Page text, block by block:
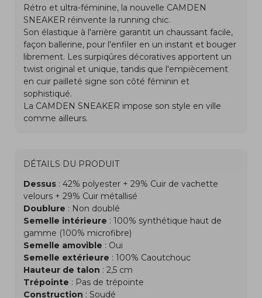
DÉTAILS DU PRODUIT
Dessus : 42% polyester + 29% Cuir de vachette
velours + 29% Cuir métallisé
Doublure : Non doublé
Semelle intérieure : 100% synthétique haut de
gamme (100% microfibre)
Semelle amovible : Oui
Semelle extérieure : 100% Caoutchouc
Hauteur de talon : 2,5 cm
Trépointe : Pas de trépointe
Construction : Soudé